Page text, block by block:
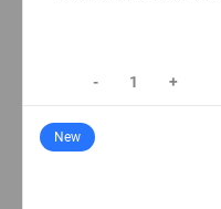
- +
New